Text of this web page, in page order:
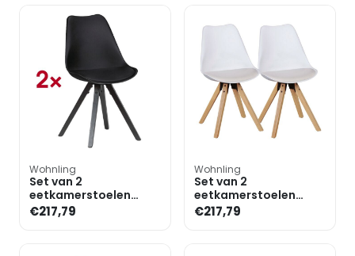
Wohnling
Set van 2
eetkamerstoelen
kunststof zwart
€217,79
Wohnling
Set van 2
eetkamerstoelen
»Lima« kunststof
€217,79